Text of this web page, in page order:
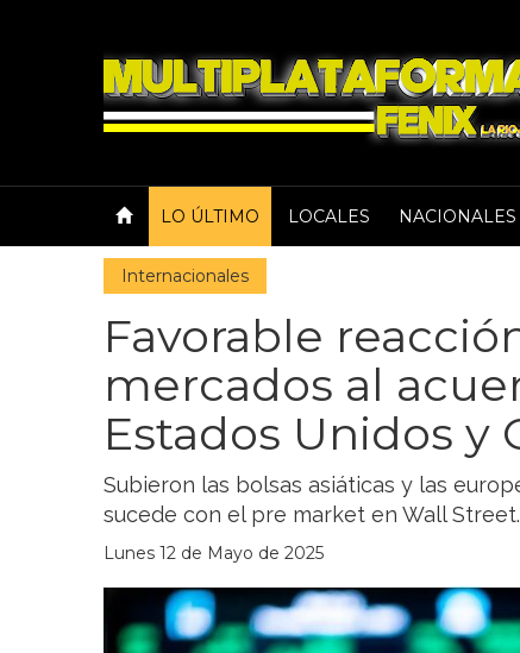
LO ÚLTIMO LOCALES NACIONALES
Internacionales
Favorable
mercados al
Estados Unidos y
Subieron las bolsas asiáticas y las
sucede con el pre market en Wall Street.
Lunes 12 de Mayo de 2025